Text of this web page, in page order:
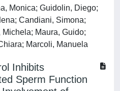
Monica; Guidolin, Diego;
Candiani, Simona;
Maura, Guido;
Marcoli, Manuela
Inhibits
Sperm Function